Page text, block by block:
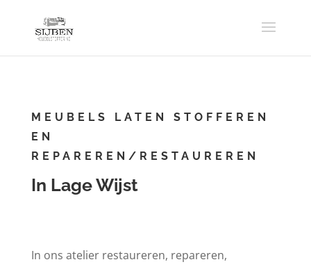
MEUBELS LATEN STOFFEREN
EN
REPAREREN/RESTAUREREN
In Lage Wijst
In ons atelier restaureren, repareren,